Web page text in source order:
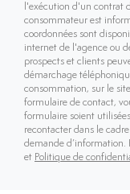
l'exécution d'un contrat
consommateur est
coordonnées sont
internet de l'agence ou
prospects et clients
démarchage
consommation, sur le
formulaire de contact,
formulaire soient
recontacter dans le
demande d’information.
et Politique de